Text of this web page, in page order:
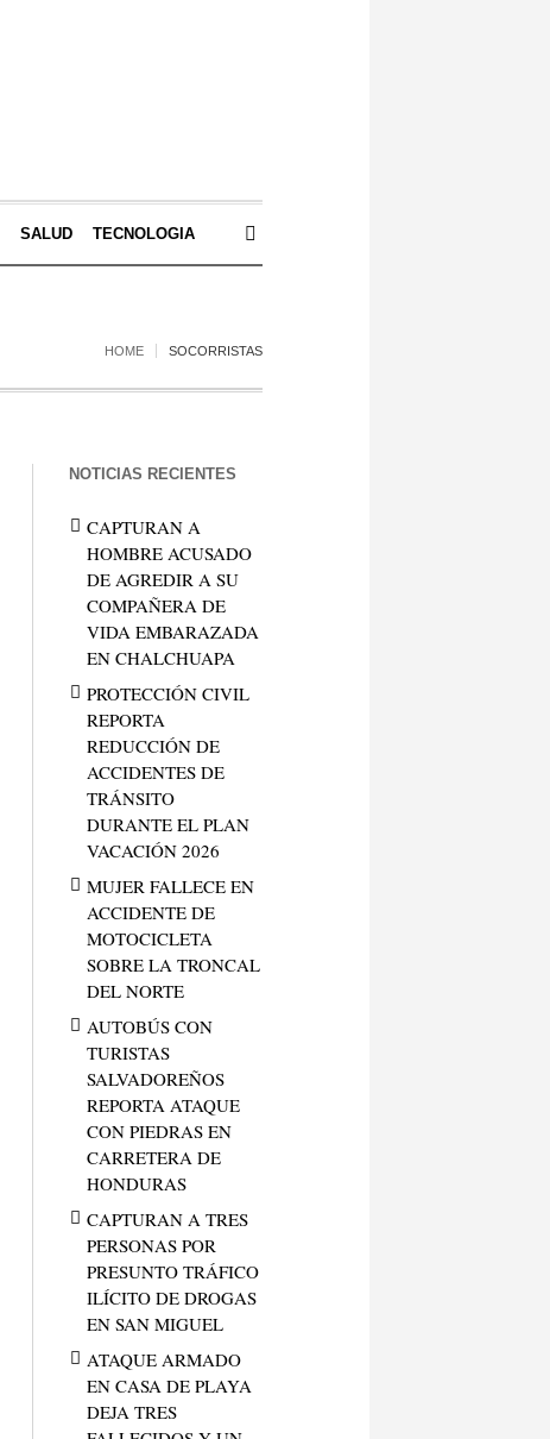
SALUD TECNOLOGIA
HOME SOCORRISTAS
NOTICIAS RECIENTES
CAPTURAN A
HOMBRE ACUSADO
DE AGREDIR A SU
COMPAÑERA DE
VIDA EMBARAZADA
EN CHALCHUAPA
PROTECCIÓN CIVIL
REPORTA
REDUCCIÓN DE
ACCIDENTES DE
TRÁNSITO
DURANTE EL PLAN
VACACIÓN 2026
MUJER FALLECE EN
ACCIDENTE DE
MOTOCICLETA
SOBRE LA TRONCAL
DEL NORTE
AUTOBÚS CON
TURISTAS
SALVADOREÑOS
REPORTA ATAQUE
CON PIEDRAS EN
CARRETERA DE
HONDURAS
CAPTURAN A TRES
PERSONAS POR
PRESUNTO TRÁFICO
ILÍCITO DE DROGAS
EN SAN MIGUEL
ATAQUE ARMADO
EN CASA DE PLAYA
DEJA TRES